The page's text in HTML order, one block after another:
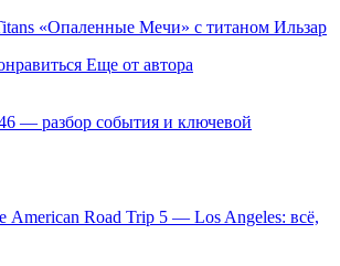
«Опаленные Мечи» с титаном Ильзар
Еще от автора
— разбор события и ключевой
American Road Trip 5 — Los Angeles: всё,